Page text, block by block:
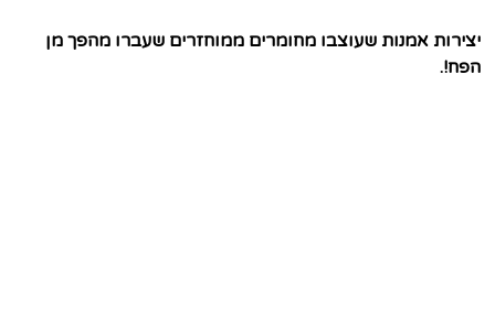
יצירות אמנות שעוצבו מחומרים ממוחזרים שעברו מהפך מן
הפח!.